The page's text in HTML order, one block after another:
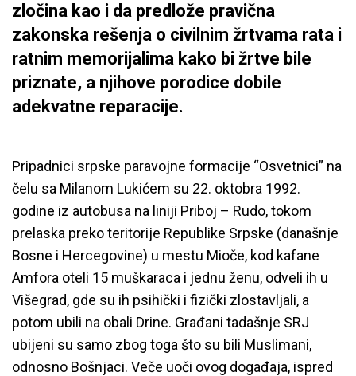
zločina kao i da predlože pravična
zakonska rešenja o civilnim žrtvama rata i
ratnim memorijalima kako bi žrtve bile
priznate, a njihove porodice dobile
adekvatne reparacije.
Pripadnici srpske paravojne formacije “Osvetnici” na
čelu sa Milanom Lukićem su 22. oktobra 1992.
godine iz autobusa na liniji Priboj – Rudo, tokom
prelaska preko teritorije Republike Srpske (današnje
Bosne i Hercegovine) u mestu Mioče, kod kafane
Amfora oteli 15 muškaraca i jednu ženu, odveli ih u
Višegrad, gde su ih psihički i fizički zlostavljali, a
potom ubili na obali Drine. Građani tadašnje SRJ
ubijeni su samo zbog toga što su bili Muslimani,
odnosno Bošnjaci. Veče uoči ovog događaja, ispred